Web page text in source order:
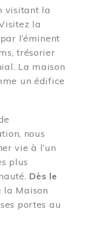
visitant la
la
l’éminent
trésorier
La maison
un édifice
nous
vie à l’un
plus
Dès le
la Maison
portes au